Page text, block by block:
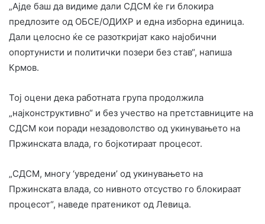
„Ајде баш да видиме дали СДСМ ќе ги блокира
предлозите од ОБСЕ/ОДИХР и една изборна единица.
Дали целосно ќе се разоткријат како најобични
опортунисти и политички позери без став“, напиша
Крмов.
Тој оцени дека работната група продолжила
„најконструктивно“ и без учество на претставниците на
СДСМ кои поради незадоволство од укинувањето на
Пржинската влада, го бојкотираат процесот.
„СДСМ, многу ‘увредени’ од укинувањето на
Пржинската влада, со нивното отсуство го блокираат
процесот“, наведе пратеникот од Левица.